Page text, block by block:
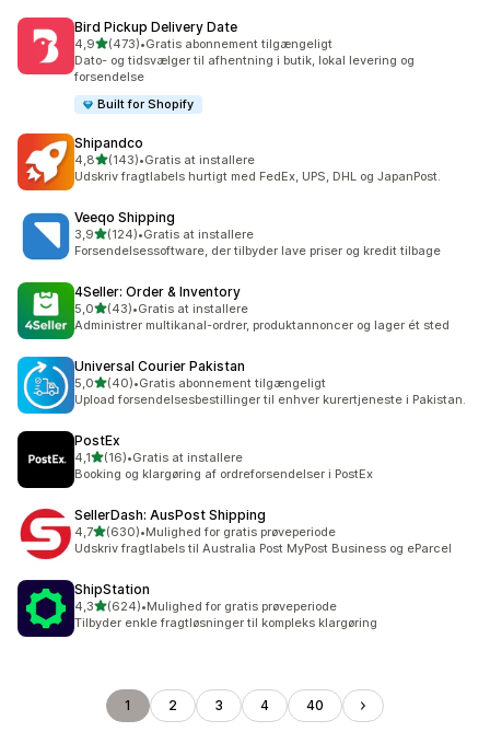
Bird Pickup Delivery Date
4,9ud af 5 stjerner
(473)
473 anmeldelser i alt
•Gratis abonnement tilgængeligt
Dato- og tidsvælger til afhentning i butik, lokal levering og
forsendelse
Built for Shopify
Shipandco
4,8ud af 5 stjerner
(143)
143 anmeldelser i alt
•Gratis at installere
Udskriv fragtlabels hurtigt med FedEx, UPS, DHL og JapanPost.
Veeqo Shipping
3,9ud af 5 stjerner
(124)
124 anmeldelser i alt
•Gratis at installere
Forsendelsessoftware, der tilbyder lave priser og kredit tilbage
4Seller: Order & Inventory
5,0ud af 5 stjerner
(43)
43 anmeldelser i alt
•Gratis at installere
Administrer multikanal-ordrer, produktannoncer og lager ét sted
Universal Courier Pakistan
5,0ud af 5 stjerner
(40)
40 anmeldelser i alt
•Gratis abonnement tilgængeligt
Upload forsendelsesbestillinger til enhver kurertjeneste i Pakistan.
PostEx
4,1ud af 5 stjerner
(16)
16 anmeldelser i alt
•Gratis at installere
Booking og klargøring af ordreforsendelser i PostEx
SellerDash: AusPost Shipping
4,7ud af 5 stjerner
(630)
630 anmeldelser i alt
•Mulighed for gratis prøveperiode
Udskriv fragtlabels til Australia Post MyPost Business og eParcel
ShipStation
4,3ud af 5 stjerner
(624)
624 anmeldelser i alt
•Mulighed for gratis prøveperiode
Tilbyder enkle fragtløsninger til kompleks klargøring
1 2 3 4 40